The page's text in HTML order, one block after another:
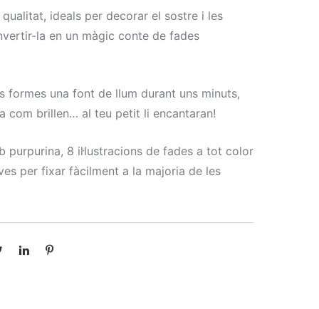
qualitat, ideals per decorar el sostre i les
la en un màgic conte de fades
formes una font de llum durant uns minuts,
com brillen… al teu petit li encantaran!
purpurina, 8 il·lustracions de fades a tot color
per fixar fàcilment a la majoria de les